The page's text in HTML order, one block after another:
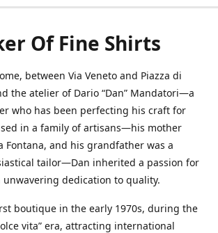
Of Fine Shirts
between Via Veneto and Piazza di
the atelier of Dario “Dan” Mandatori—a
who has been perfecting his craft for
in a family of artisans—his mother
Fontana, and his grandfather was a
tailor—Dan inherited a passion for
unwavering dedication to quality.
boutique in the early 1970s, during the
vita” era, attracting international